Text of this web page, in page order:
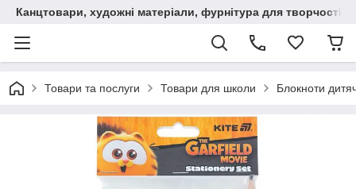
Канцтовари, художні матеріали, фурнітура для творчості
Товари та послуги Товари для школи Блокноти